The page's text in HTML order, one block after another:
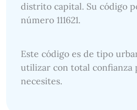
distrito capital. Su código
número 111621.
Este código es de tipo
utilizar con total confianza
necesites.